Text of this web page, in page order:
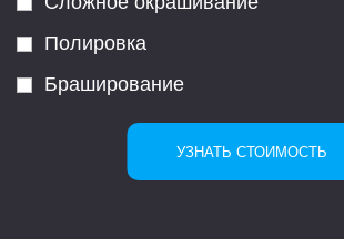
Полировка
Браширование